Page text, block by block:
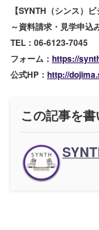
【SYNTH（シンス）
～資料請求・見学申込
TEL ： 06-6123-7045
フォーム： https://
公式HP： http://
この記事を書